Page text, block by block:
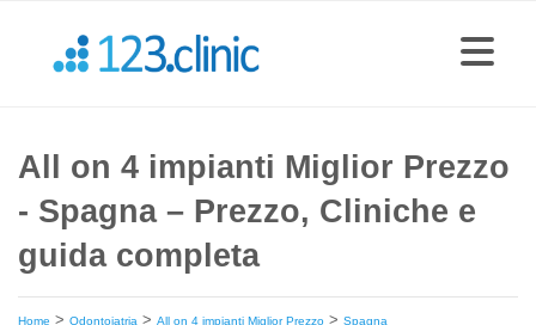
All on 4 impianti Miglior Prezzo
- Spagna – Prezzo, Cliniche e
guida completa
Home > Odontoiatria > All on 4 impianti Miglior Prezzo > Spagna